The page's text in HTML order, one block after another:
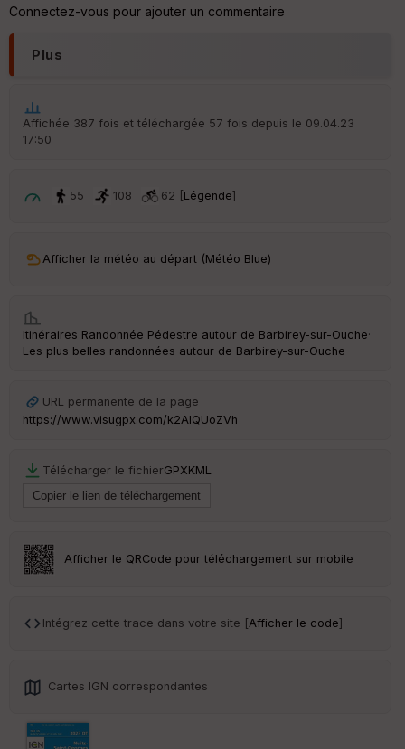
Connectez-vous pour ajouter un commentaire
Plus
Affichée 387 fois et téléchargée 57 fois depuis le 09.04.23
17:50
55 108 62 [Légende]
Afficher la météo au départ (Météo Blue)
Itinéraires Randonnée Pédestre autour de Barbirey-sur-Ouche·
Les plus belles randonnées autour de Barbirey-sur-Ouche
URL permanente de la page
https://www.visugpx.com/k2AlQUoZVh
Télécharger le fichierGPXKML
Afficher le QRCode pour téléchargement sur mobile
Intégrez cette trace dans votre site [Afficher le code]
Cartes IGN correspondantes